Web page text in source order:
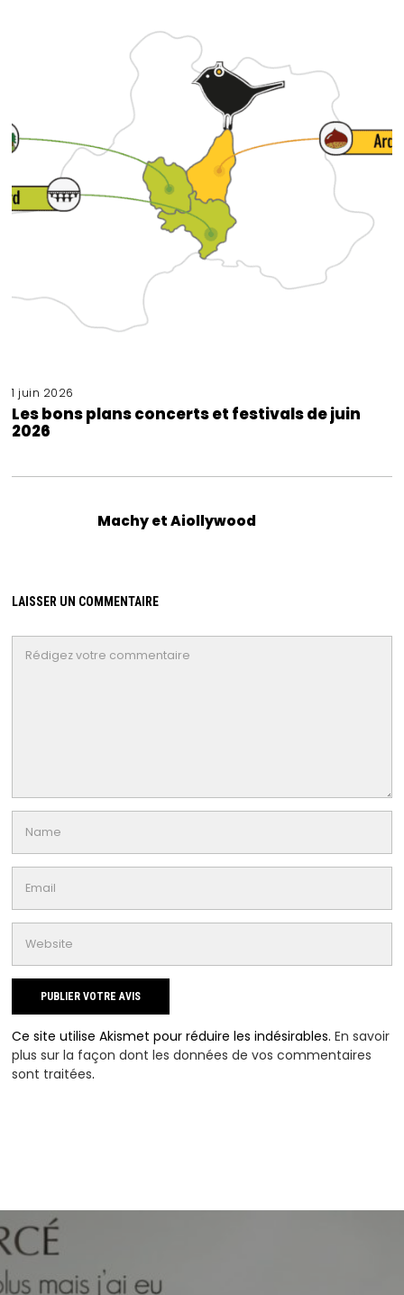
1 juin 2026
Les bons plans concerts et festivals de juin
2026
Machy et Aiollywood
LAISSER UN COMMENTAIRE
Ce site utilise Akismet pour réduire les indésirables.En savoir
plus sur la façon dont les données de vos commentaires
sont traitées.